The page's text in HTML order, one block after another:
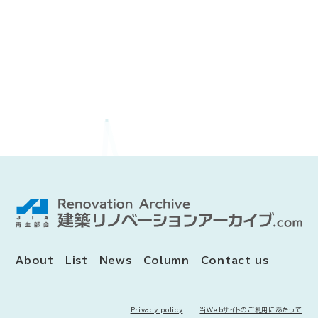
About List News Column Contact us
Privacy policy 当Webサイトのご利用にあたって